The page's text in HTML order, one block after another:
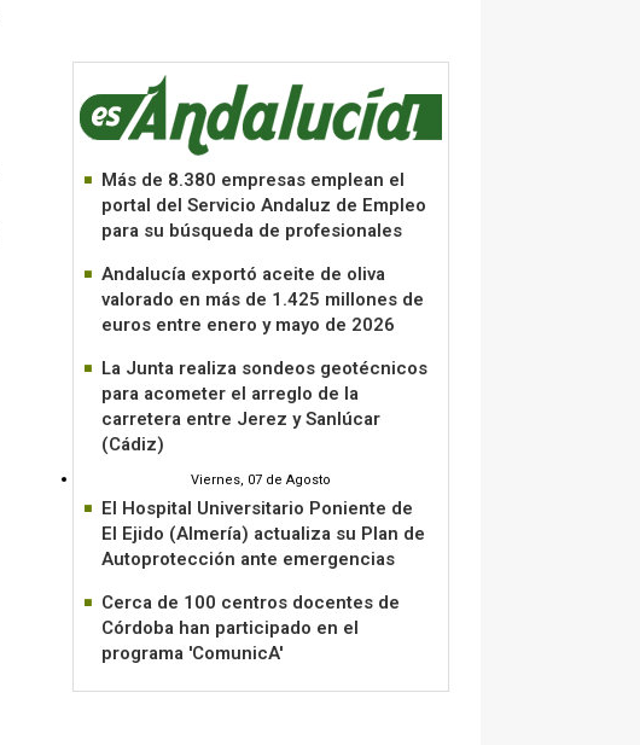
Más de 8.380 empresas emplean el
portal del Servicio Andaluz de Empleo
para su búsqueda de profesionales
Andalucía exportó aceite de oliva
valorado en más de 1.425 millones de
euros entre enero y mayo de 2026
La Junta realiza sondeos geotécnicos
para acometer el arreglo de la
carretera entre Jerez y Sanlúcar
(Cádiz)
Viernes, 07 de Agosto
El Hospital Universitario Poniente de
El Ejido (Almería) actualiza su Plan de
Autoprotección ante emergencias
Cerca de 100 centros docentes de
Córdoba han participado en el
programa 'ComunicA'